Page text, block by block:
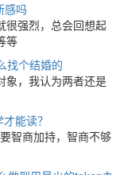
感吗
很强烈，总会回想起
等
找个结婚的
象，我认为两者还是
能读？
智商加持，智商不够